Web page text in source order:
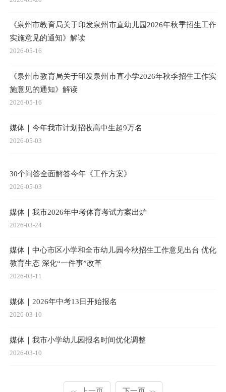
《泉州市教育局关于印发泉州市直幼儿园2026年秋季招生工作
实施意见的通知》解读
2026-05-16
《泉州市教育局关于印发泉州市直小学2026年秋季招生工作实
施意见的通知》解读
2026-05-16
媒体｜今年我市计划招收高中生超9万名
2026-05-03
30个问答全面解答今年《工作方案》
2026-05-03
媒体｜我市2026年中考体育考试方案出炉
2026-03-24
媒体｜中心市区小学和全市幼儿园今秋招生工作意见出台 优化
教育生态 深化“一件事”改革
2026-03-11
媒体｜2026年中考13日开始报名
2026-03-10
媒体｜我市小学幼儿园报名时间优化调整
2026-03-10